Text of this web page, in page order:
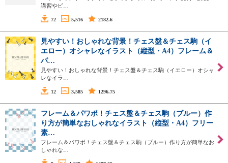
講習やビ…
72 5,516 2182.6
見やすい！おしゃれな背景！チェス盤＆チェス駒（イ
エロー）オシャレなイラスト（縦型・A4）フレーム＆
パ…
見やすい！おしゃれな背景！チェス盤＆チェス駒（イエロー）オシャ
レなイラ…
12 3,585 1296.75
フレーム＆パワポ！チェス盤＆チェス駒（ブルー）作
り方が簡単なおしゃれなイラスト（縦型・A4）フリー
素…
フレーム＆パワポ！チェス盤＆チェス駒（ブルー）作り方が簡単なお
しゃれな…